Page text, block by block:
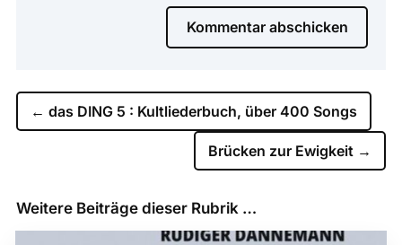
Kommentar abschicken
← das DING 5 : Kultliederbuch, über 400 Songs
Brücken zur Ewigkeit →
Weitere Beiträge dieser Rubrik …